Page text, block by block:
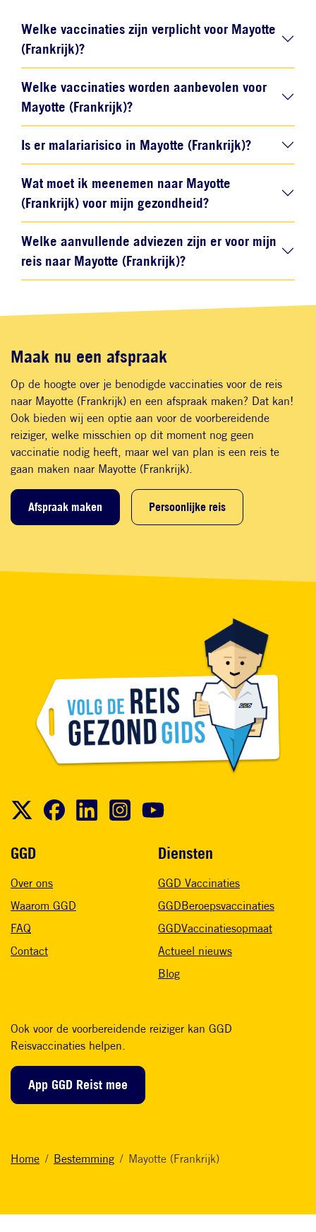
Welke vaccinaties zijn verplicht voor Mayotte
(Frankrijk)?
Welke vaccinaties worden aanbevolen voor
Mayotte (Frankrijk)?
Is er malariarisico in Mayotte (Frankrijk)?
Wat moet ik meenemen naar Mayotte
(Frankrijk) voor mijn gezondheid?
Welke aanvullende adviezen zijn er voor mijn
reis naar Mayotte (Frankrijk)?
Maak nu een afspraak
Op de hoogte over je benodigde vaccinaties voor de reis
naar Mayotte (Frankrijk) en een afspraak maken? Dat kan!
Ook bieden wij een optie aan voor de voorbereidende
reiziger, welke misschien op dit moment nog geen
vaccinatie nodig heeft, maar wel van plan is een reis te
gaan maken naar Mayotte (Frankrijk).
Afspraak maken Persoonlijke reis
Voet
GGD
Over ons
Waarom GGD
FAQ
Contact
Diensten
GGD Vaccinaties
GGDBeroepsvaccinaties
GGDVaccinatiesopmaat
Actueel nieuws
Blog
Ook voor de voorbereidende reiziger kan GGD
Reisvaccinaties helpen.
App GGD Reist mee
Home Bestemming Mayotte (Frankrijk)